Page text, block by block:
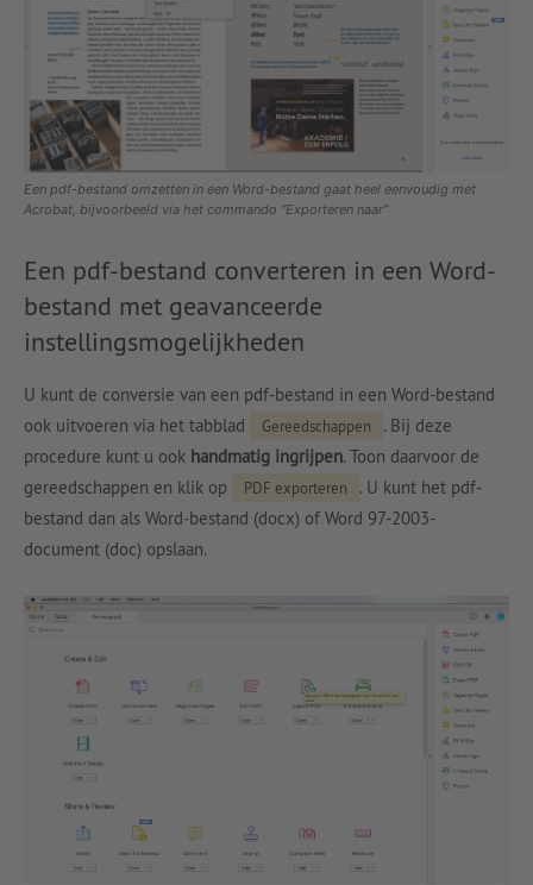
Een pdf-bestand omzetten in een Word-bestand gaat heel eenvoudig met
Acrobat, bijvoorbeeld via het commando “Exporteren naar”
Een pdf-bestand converteren in een Word-
bestand met geavanceerde
instellingsmogelijkheden
U kunt de conversie van een pdf-bestand in een Word-bestand
ook uitvoeren via het tabblad
Gereedschappen
. Bij deze
procedure kunt u ook handmatig ingrijpen. Toon daarvoor de
gereedschappen en klik op
PDF exporteren
. U kunt het pdf-
bestand dan als Word-bestand (docx) of Word 97-2003-
document (doc) opslaan.